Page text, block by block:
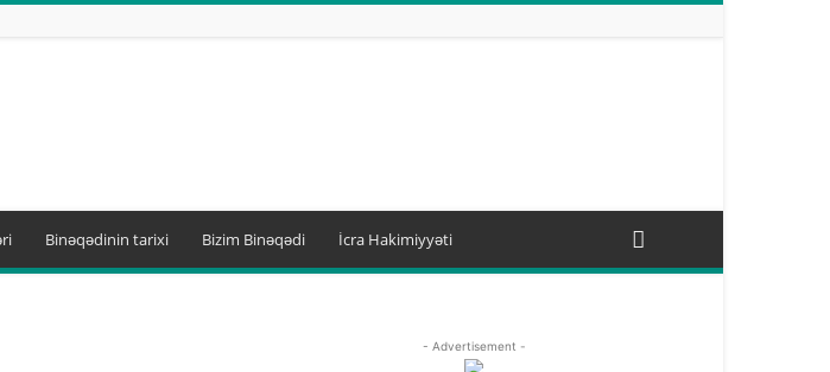
Binəqədinin tarixi Bizim Binəqədi İcra Hakimiyyəti
- Advertisement -